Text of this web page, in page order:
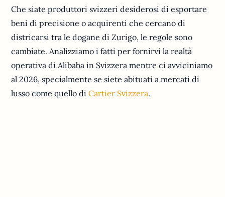
Che siate produttori svizzeri desiderosi di esportare
beni di precisione o acquirenti che cercano di
districarsi tra le dogane di Zurigo, le regole sono
cambiate. Analizziamo i fatti per fornirvi la realtà
operativa di Alibaba in Svizzera mentre ci avviciniamo
al 2026, specialmente se siete abituati a mercati di
lusso come quello diCartier Svizzera.